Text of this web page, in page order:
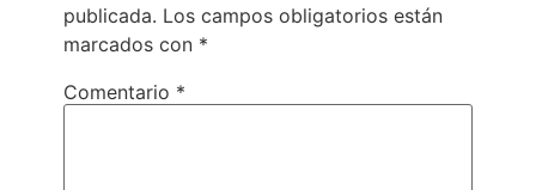
publicada. Los campos obligatorios están
marcados con *
Comentario *